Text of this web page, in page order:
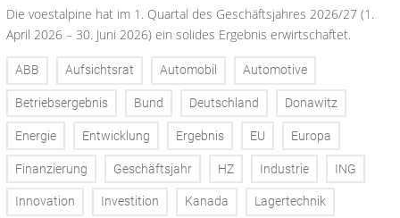
Die voestalpine hat im 1. Quartal des Geschäftsjahres 2026/27 (1.
April 2026 – 30. Juni 2026) ein solides Ergebnis erwirtschaftet.
ABB Aufsichtsrat Automobil Automotive
Betriebsergebnis Bund Deutschland Donawitz
Energie Entwicklung Ergebnis EU Europa
Finanzierung Geschäftsjahr HZ Industrie ING
Innovation Investition Kanada Lagertechnik